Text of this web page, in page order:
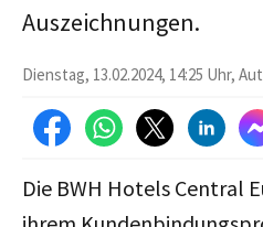
Auszeichnungen.
Dienstag, 13.02.2024, 14:25 Uhr,
Die BWH Hotels Central